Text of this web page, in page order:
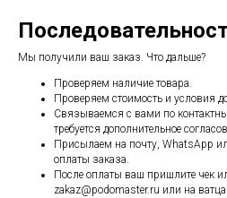
Мы получили ваш заказ. Что дальше?
Проверяем наличие товара.
Проверяем стоимость и условия
Связываемся с вами по
требуется дополнительное
Присылаем на почту, WhatsApp
оплаты заказа.
После оплаты ваш пришлите чек
zakaz@podomaster.ru или на